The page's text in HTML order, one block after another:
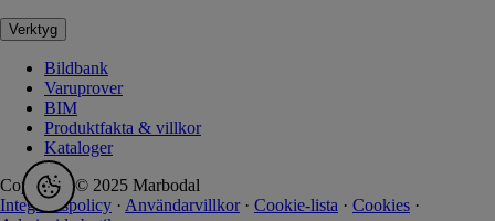
Verktyg
Bildbank
Varuprover
BIM
Produktfakta & villkor
Kataloger
Copyright © 2025 Marbodal
Integritetspolicy · Användarvillkor · Cookie-lista · Cookies ·